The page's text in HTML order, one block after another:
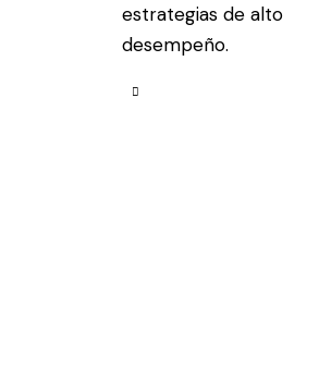
estrategias de alto
desempeño.